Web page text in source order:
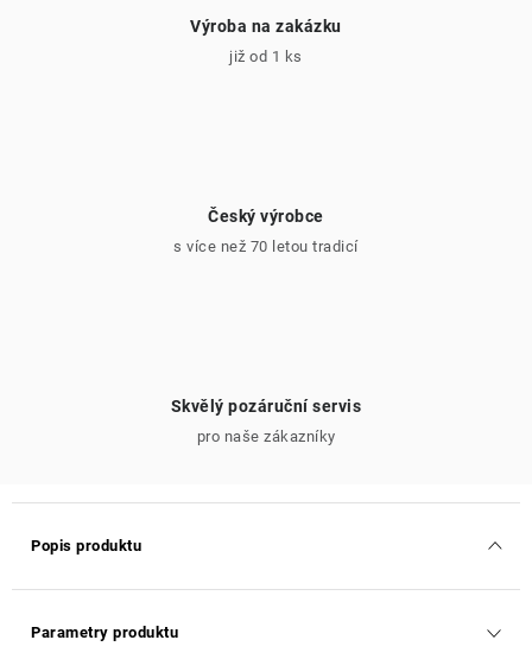
Výroba na zakázku
již od 1 ks
Český výrobce
s více než 70 letou tradicí
Skvělý pozáruční servis
pro naše zákazníky
Popis produktu
Parametry produktu